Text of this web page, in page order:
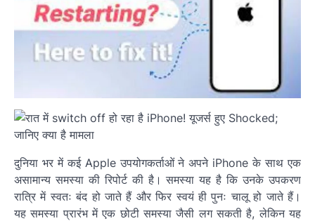
दुनिया भर में कई Apple उपयोगकर्ताओं ने अपने iPhone के साथ एक
असामान्य समस्या की रिपोर्ट की है। समस्या यह है कि उनके उपकरण
रात्रि में स्वतः बंद हो जाते हैं और फिर स्वयं ही पुनः चालू हो जाते हैं।
यह समस्या प्रारंभ में एक छोटी समस्या जैसी लग सकती है, लेकिन यह